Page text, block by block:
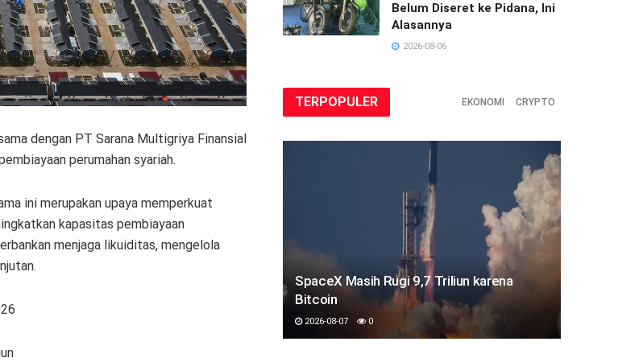
dengan PT Sarana Multigriya Finansial
perumahan syariah.
ini merupakan upaya memperkuat
kapasitas pembiayaan
menjaga likuiditas, mengelola
Belum Diseret ke Pidana, Ini
Alasannya
2026-08-06
TERPOPULER EKONOMI CRYPTO
SpaceX Masih Rugi 9,7 Triliun karena
Bitcoin
2026-08-07 0